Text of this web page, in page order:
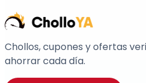
Chollos, cupones y ofertas
ahorrar cada día.